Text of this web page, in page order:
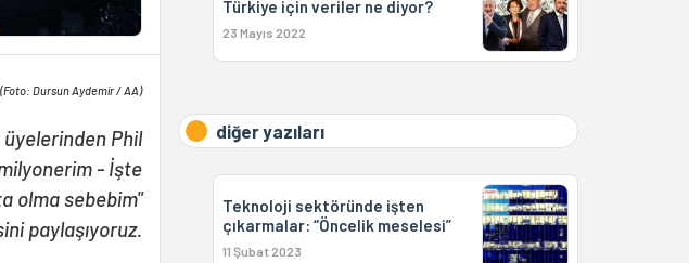
Dursun Aydemir / AA)
Phil
- İşte
olma sebebim"
paylaşıyoruz.
Türkiye için veriler ne diyor?
23 Mayıs 2022
diğer yazıları
Teknoloji sektöründe işten
çıkarmalar: “Öncelik meselesi”
11 Şubat 2023